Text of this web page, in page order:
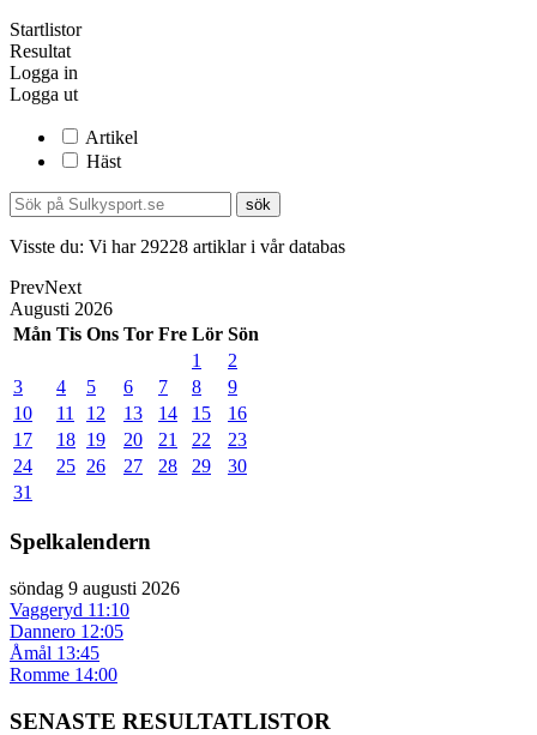
Startlistor
Resultat
Logga in
Logga ut
Artikel
Häst
Visste du: Vi har 29228 artiklar i vår databas
PrevNext
Augusti 2026
Mån Tis Ons Tor Fre Lör Sön
1
2
3
4 5 6 7 8
9
10
11 12 13 14 15
16
17
18 19 20 21 22
23
24
25 26 27 28 29
30
31
Spelkalendern
söndag 9 augusti 2026
Vaggeryd 11:10
Dannero 12:05
Åmål 13:45
Romme 14:00
SENASTE RESULTATLISTOR